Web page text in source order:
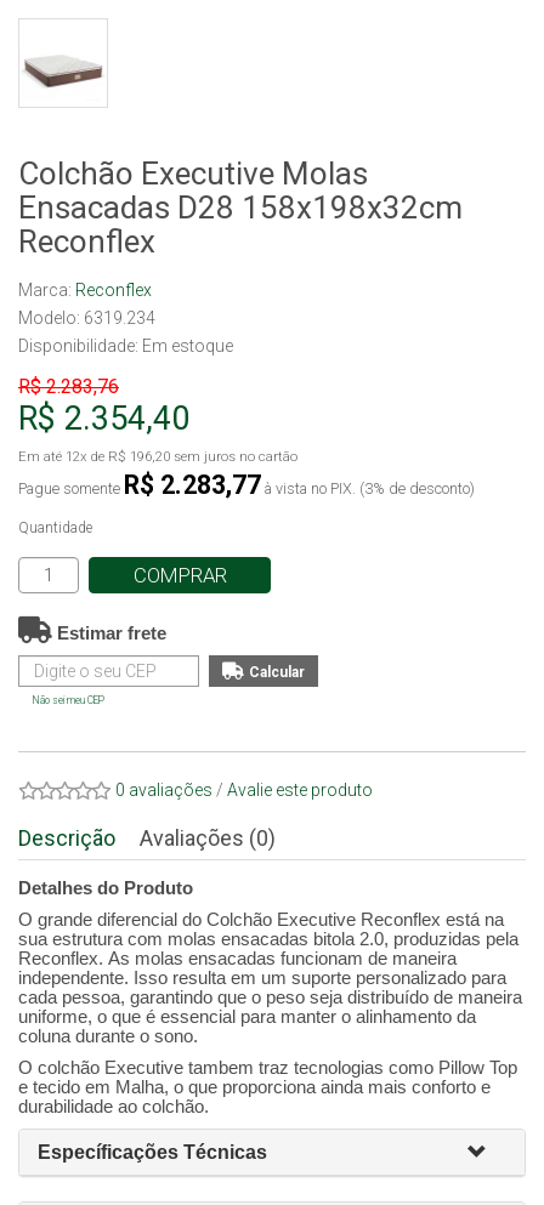
Colchão Executive Molas
Ensacadas D28 158x198x32cm
Reconflex
Marca: Reconflex
Modelo: 6319.234
Disponibilidade: Em estoque
R$ 2.283,76
R$ 2.354,40
Em até 12x de R$ 196,20 sem juros no cartão
Pague somente R$ 2.283,77 à vista no PIX. (3% de desconto)
Quantidade
COMPRAR
Estimar frete
Não sei meu CEP
0 avaliações / Avalie este produto
Descrição Avaliações (0)
Detalhes do Produto
O grande diferencial do Colchão Executive Reconflex está na
sua estrutura com molas ensacadas bitola 2.0, produzidas pela
Reconflex. As molas ensacadas funcionam de maneira
independente. Isso resulta em um suporte personalizado para
cada pessoa, garantindo que o peso seja distribuído de maneira
uniforme, o que é essencial para manter o alinhamento da
coluna durante o sono.
O colchão Executive tambem traz tecnologias como Pillow Top
e tecido em Malha, o que proporciona ainda mais conforto e
durabilidade ao colchão.
Específicações Técnicas